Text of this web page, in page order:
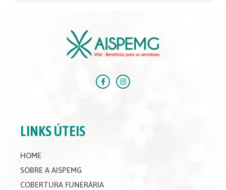
LINKS ÚTEIS
HOME
SOBRE A AISPEMG
COBERTURA FUNERÁRIA